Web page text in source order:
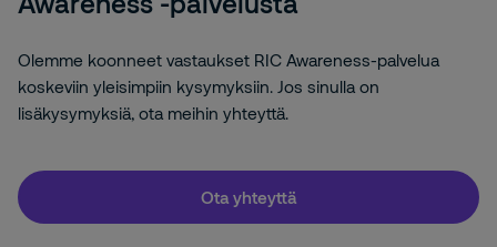
Olemme koonneet vastaukset RIC Awareness-palvelua
koskeviin yleisimpiin kysymyksiin. Jos sinulla on
lisäkysymyksiä, ota meihin yhteyttä.
Ota yhteyttä